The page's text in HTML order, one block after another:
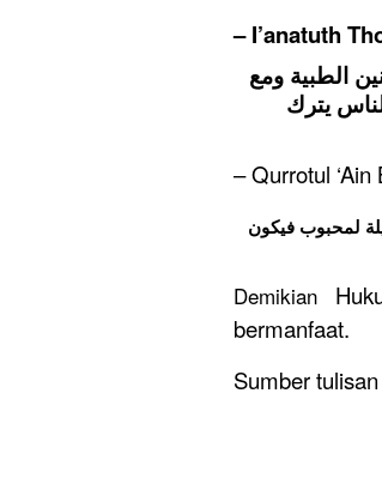
– I’anatuth
الطبية ومع
يترك
– Qurrotul
ﻟﻤﺤﺒﻮﺏ ﻓﻴﻜﻮﻥ
Demikian
bermanfaat.
Sumber tulisan